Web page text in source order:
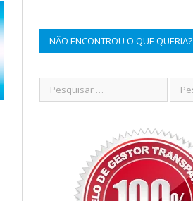
NÃO ENCONTROU O QUE QUERIA?